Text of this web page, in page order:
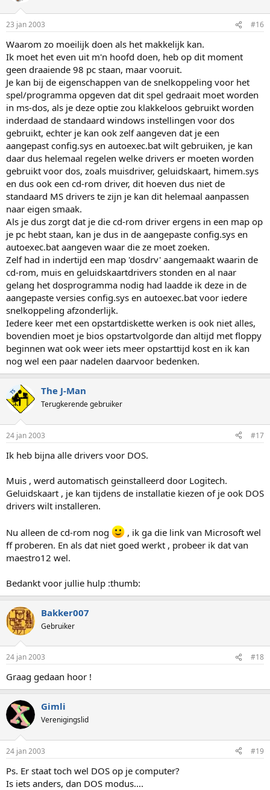
23 jan 2003 #16
Waarom zo moeilijk doen als het makkelijk kan.
Ik moet het even uit m'n hoofd doen, heb op dit moment
geen draaiende 98 pc staan, maar vooruit.
Je kan bij de eigenschappen van de snelkoppeling voor het
spel/programma opgeven dat dit spel gedraait moet worden
in ms-dos, als je deze optie zou klakkeloos gebruikt worden
inderdaad de standaard windows instellingen voor dos
gebruikt, echter je kan ook zelf aangeven dat je een
aangepast config.sys en autoexec.bat wilt gebruiken, je kan
daar dus helemaal regelen welke drivers er moeten worden
gebruikt voor dos, zoals muisdriver, geluidskaart, himem.sys
en dus ook een cd-rom driver, dit hoeven dus niet de
standaard MS drivers te zijn je kan dit helemaal aanpassen
naar eigen smaak.
Als je dus zorgt dat je die cd-rom driver ergens in een map op
je pc hebt staan, kan je dus in de aangepaste config.sys en
autoexec.bat aangeven waar die ze moet zoeken.
Zelf had in indertijd een map 'dosdrv' aangemaakt waarin de
cd-rom, muis en geluidskaartdrivers stonden en al naar
gelang het dosprogramma nodig had laadde ik deze in de
aangepaste versies config.sys en autoexec.bat voor iedere
snelkoppeling afzonderlijk.
Iedere keer met een opstartdiskette werken is ook niet alles,
bovendien moet je bios opstartvolgorde dan altijd met floppy
beginnen wat ook weer iets meer opstarttijd kost en ik kan
nog wel een paar nadelen daarvoor bedenken.
TS The J-Man
Terugkerende gebruiker
24 jan 2003 #17
Ik heb bijna alle drivers voor DOS.
Muis , werd automatisch geinstalleerd door Logitech.
Geluidskaart , je kan tijdens de installatie kiezen of je ook DOS
drivers wilt installeren.
Nu alleen de cd-rom nog
, ik ga die link van Microsoft wel
ff proberen. En als dat niet goed werkt , probeer ik dat van
maestro12 wel.
Bedankt voor jullie hulp :thumb:
Bakker007
Gebruiker
24 jan 2003 #18
Graag gedaan hoor !
Gimli
Verenigingslid
24 jan 2003 #19
Ps. Er staat toch wel DOS op je computer?
Is iets anders, dan DOS modus....